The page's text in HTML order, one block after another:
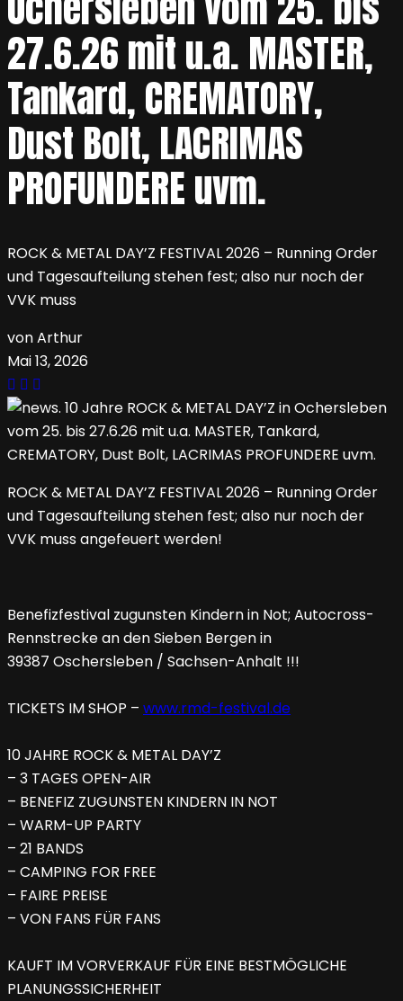
27.6.26 mit u.a. MASTER,
Tankard, CREMATORY,
Dust Bolt, LACRIMAS
PROFUNDERE uvm.
ROCK & METAL DAY’Z FESTIVAL 2026 – Running Order
und Tagesaufteilung stehen fest; also nur noch der
VVK muss
von Arthur
Mai 13, 2026
ROCK & METAL DAY’Z FESTIVAL 2026 – Running Order
und Tagesaufteilung stehen fest; also nur noch der
VVK muss angefeuert werden!
Benefizfestival zugunsten Kindern in Not; Autocross-
Rennstrecke an den Sieben Bergen in
39387 Oschersleben / Sachsen-Anhalt !!!
TICKETS IM SHOP – www.rmd-festival.de
10 JAHRE ROCK & METAL DAY’Z
– 3 TAGES OPEN-AIR
– BENEFIZ ZUGUNSTEN KINDERN IN NOT
– WARM-UP PARTY
– 21 BANDS
– CAMPING FOR FREE
– FAIRE PREISE
– VON FANS FÜR FANS
KAUFT IM VORVERKAUF FÜR EINE BESTMÖGLICHE
PLANUNGSSICHERHEIT